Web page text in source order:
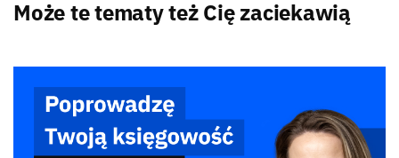
Może te tematy też Cię zaciekawią